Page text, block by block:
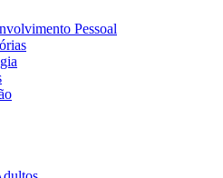
Pessoal